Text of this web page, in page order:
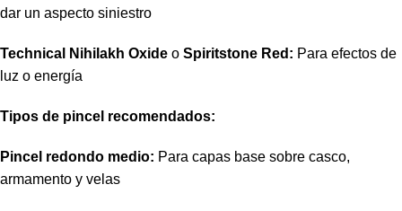
dar un aspecto siniestro
Technical Nihilakh Oxide o Spiritstone Red: Para efectos de
luz o energía
Tipos de pincel recomendados:
Pincel redondo medio: Para capas base sobre casco,
armamento y velas